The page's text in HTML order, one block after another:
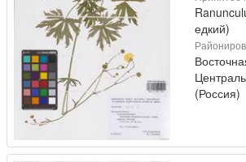
едкий)
(Россия)